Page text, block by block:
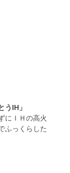
IH」
にＩＨの高火
ふっくらした